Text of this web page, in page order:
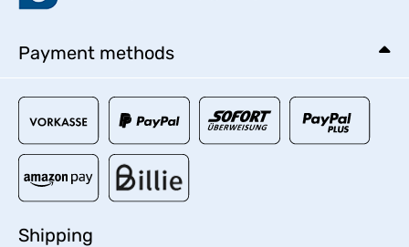
Payment methods
Shipping